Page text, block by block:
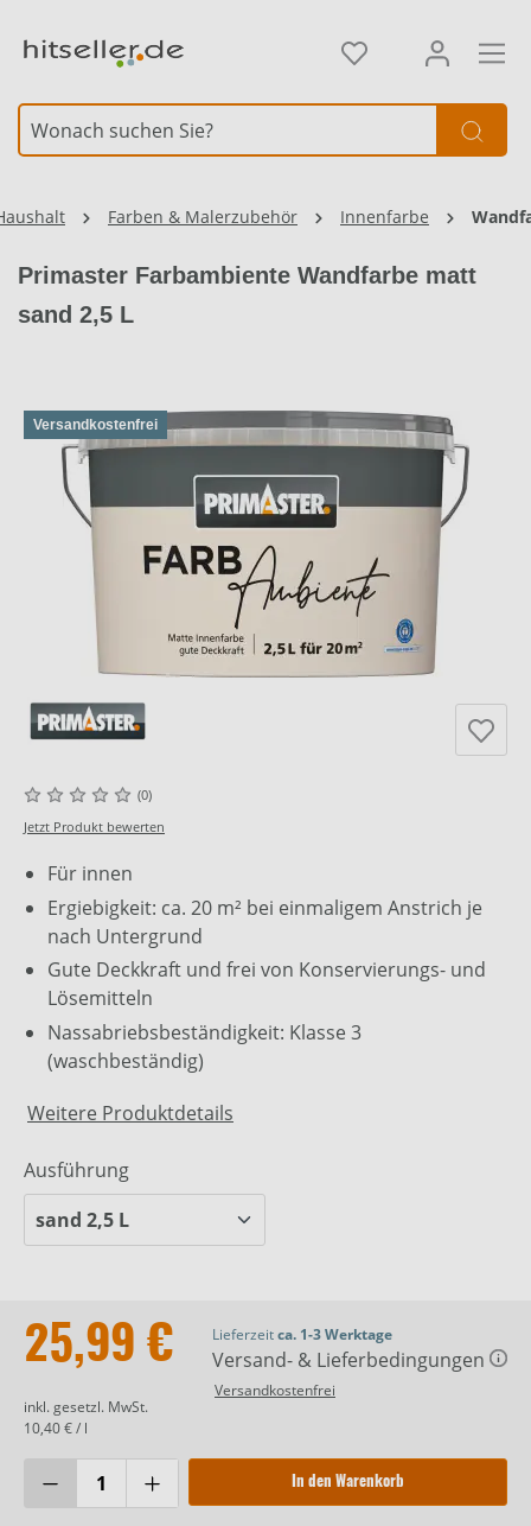
Farben & Malerzubehör Innenfarbe
Primaster Farbambiente Wandfarbe matt
sand 2,5 L
Versandkostenfrei
(0)
Jetzt Produkt bewerten
Für innen
Ergiebigkeit: ca. 20 m² bei einmaligem Anstrich je
nach Untergrund
Gute Deckkraft und frei von Konservierungs- und
Lösemitteln
Nassabriebsbeständigkeit: Klasse 3
(waschbeständig)
Weitere Produktdetails
Ausführung
25,99 €
inkl. gesetzl. MwSt.
10,40 € / l
Lieferzeitca. 1-3 Werktage
Versand- & Lieferbedingungen
Versandkostenfrei
In den Warenkorb